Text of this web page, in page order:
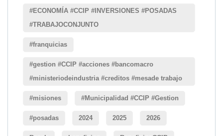
#ECONOMÍA #CCIP #INVERSIONES #POSADAS
#TRABAJOCONJUNTO
#franquicias
#gestion #CCIP #acciones #bancomacro
#ministeriodeindustria #creditos #mesade trabajo
#misiones #Municipalidad #CCIP #Gestion
#posadas 2024 2025 2026